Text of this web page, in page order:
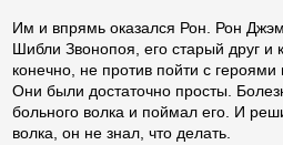
Им и впрямь оказался Рон. Рон
Шибли Звонопоя, его старый друг и
конечно, не против пойти с
Они были достаточно просты.
больного волка и поймал его. И
волка, он не знал, что делать.